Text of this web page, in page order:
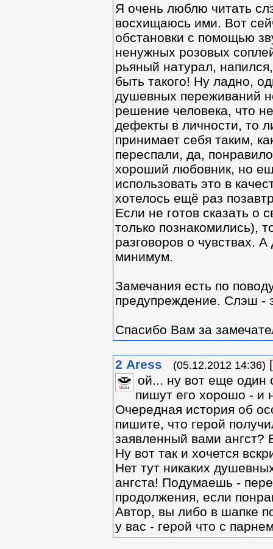
Я очень люблю читать
восхищаюсь ими. Вот
обстановки с помощью
ненужных розовых
рьяный натурал,
быть такого! Ну ладно,
душевных переживаний
решение человека, что
дефекты в личности, то
принимает себя таким,
переспали, да,
хороший любовник, но
использовать это в
хотелось ещё раз
Если не готов сказать о
только познакомились),
разговоров о чувствах.
минимум.
Замечания есть по
предупреждение. Слэш -
Спасибо Вам за
2 Aress (05.12.2012 14:36) [
ой... ну вот еще один
пишут его хорошо - и
Очередная история об
пишите, что герой
заявленный вами ангст?
Ну вот так и хочется
Нет тут никаких
ангста! Подумаешь -
продолжения, если
Автор, вы либо в шапке
у вас - герой что с